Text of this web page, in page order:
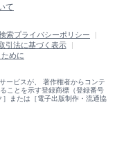
て
索プライバシーポリシー
引法に基づく表示
めに
ービスが、 著作権者からコンテ
ことを示す登録商標（登録番号
または［電子出版制作・流通協